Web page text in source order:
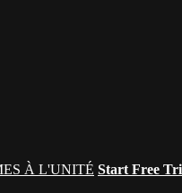
À L'UNITÉ Start Free